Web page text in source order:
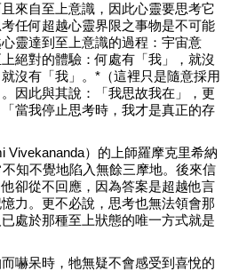
來自至上意識，因此心靈要思考它
任何超越心靈界限之事物是不可能
靈達到至上意識的過程：宇宙意
絕對的體驗：何處有「我」，就沒
沒有「我」。*（這裡只是隨意採用
因此與其說：「我思故我在」，更
當我停止思考時，我才是真正的存
Vivekananda）的上師羅摩克里希納
不知不覺地陷入無餘三摩地。後來信
卻從不回應，因為答案是超越他言
力。更不必說，思考也無法領會那
處於那種至上狀態的唯一方式就是
嚇呆時，牠無疑不會感受到喜悅的